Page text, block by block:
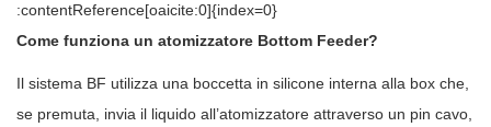
:contentReference[oaicite:0]{index=0}
Come funziona un atomizzatore Bottom Feeder?
Il sistema BF utilizza una boccetta in silicone interna alla box che,
se premuta, invia il liquido all’atomizzatore attraverso un pin cavo,